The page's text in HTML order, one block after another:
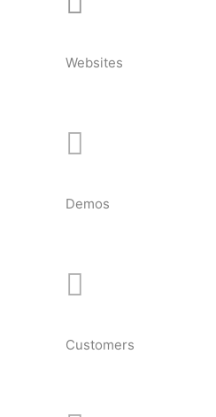
Websites
Demos
Customers